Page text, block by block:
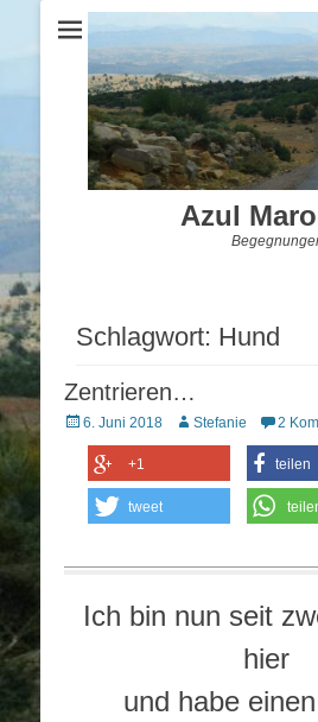
Azul
Schlagwort: Hund
Zentrieren…
Posted
6. Juni 2018 AutorStefanie 2
+1 teilen
tweet
Ich bin nun seit
hier
und habe